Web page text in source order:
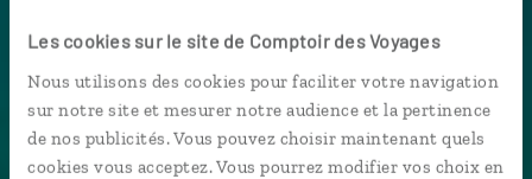
Les cookies sur le site de Comptoir des Voyages
Nous utilisons des cookies pour faciliter votre navigation
sur notre site et mesurer notre audience et la pertinence
de nos publicités. Vous pouvez choisir maintenant quels
cookies vous acceptez. Vous pourrez modifier vos choix en
Laponie
Séjour en amoureux sous les aurores boréales de la
Laponie finlandaise.